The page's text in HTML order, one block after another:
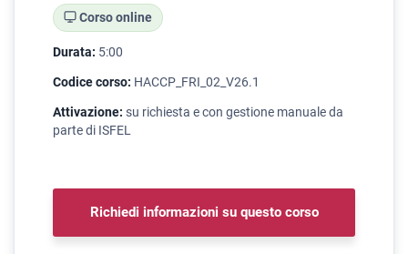
Corso online
Durata: 5:00
Codice corso: HACCP_FRI_02_V26.1
Attivazione: su richiesta e con gestione manuale da
parte di ISFEL
Richiedi informazioni su questo corso